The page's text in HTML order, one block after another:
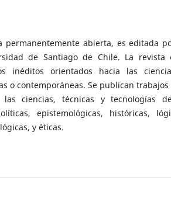
permanentemente abierta, es editada
de Santiago de Chile. La revista
inéditos orientados hacia las
o contemporáneas. Se publican
ciencias, técnicas y tecnologías
epistemológicas, históricas,
y éticas.